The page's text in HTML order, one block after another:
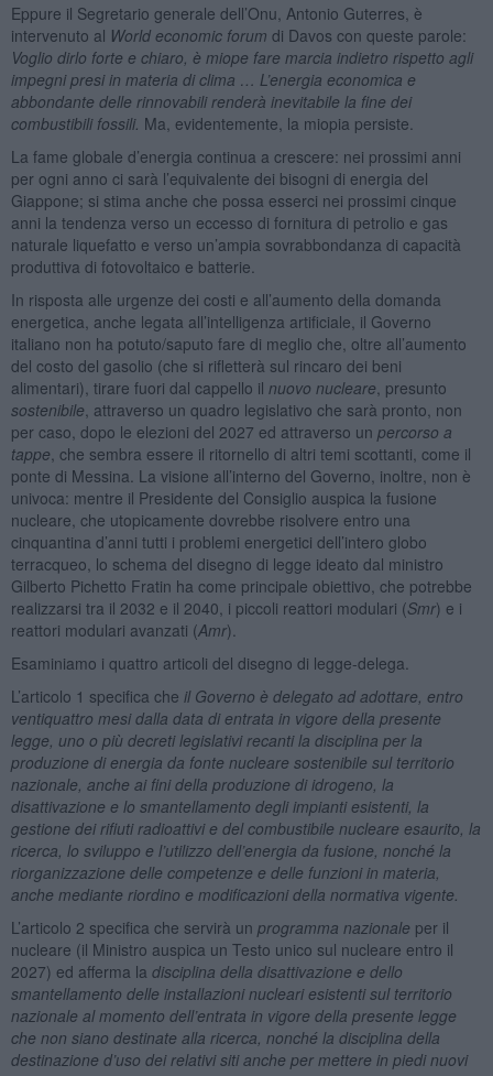
Eppure il Segretario generale dell’Onu, Antonio Guterres, è
intervenuto al World economic forum di Davos con queste parole:
Voglio dirlo forte e chiaro, è miope fare marcia indietro rispetto agli
impegni presi in materia di clima … L’energia economica e
abbondante delle rinnovabili renderà inevitabile la fine dei
combustibili fossili. Ma, evidentemente, la miopia persiste.
La fame globale d’energia continua a crescere: nei prossimi anni
per ogni anno ci sarà l’equivalente dei bisogni di energia del
Giappone; si stima anche che possa esserci nei prossimi cinque
anni la tendenza verso un eccesso di fornitura di petrolio e gas
naturale liquefatto e verso un’ampia sovrabbondanza di capacità
produttiva di fotovoltaico e batterie.
In risposta alle urgenze dei costi e all’aumento della domanda
energetica, anche legata all’intelligenza artificiale, il Governo
italiano non ha potuto/saputo fare di meglio che, oltre all’aumento
del costo del gasolio (che si rifletterà sul rincaro dei beni
alimentari), tirare fuori dal cappello il nuovo nucleare , presunto
sostenibile , attraverso un quadro legislativo che sarà pronto, non
per caso, dopo le elezioni del 2027 ed attraverso un percorso a
tappe , che sembra essere il ritornello di altri temi scottanti, come il
ponte di Messina. La visione all’interno del Governo, inoltre, non è
univoca: mentre il Presidente del Consiglio auspica la fusione
nucleare, che utopicamente dovrebbe risolvere entro una
cinquantina d’anni tutti i problemi energetici dell’intero globo
terracqueo, lo schema del disegno di legge ideato dal ministro
Gilberto Pichetto Fratin ha come principale obiettivo, che potrebbe
realizzarsi tra il 2032 e il 2040, i piccoli reattori modulari (Smr) e i
reattori modulari avanzati (Amr).
Esaminiamo i quattro articoli del disegno di legge-delega.
L’articolo 1 specifica che il Governo è delegato ad adottare, entro
ventiquattro mesi dalla data di entrata in vigore della presente
legge, uno o più decreti legislativi recanti la disciplina per la
produzione di energia da fonte nucleare sostenibile sul territorio
nazionale, anche ai fini della produzione di idrogeno, la
disattivazione e lo smantellamento degli impianti esistenti, la
gestione dei rifiuti radioattivi e del combustibile nucleare esaurito, la
ricerca, lo sviluppo e l’utilizzo dell’energia da fusione, nonché la
riorganizzazione delle competenze e delle funzioni in materia,
anche mediante riordino e modificazioni della normativa vigente.
L’articolo 2 specifica che servirà un programma nazionale per il
nucleare (il Ministro auspica un Testo unico sul nucleare entro il
2027) ed afferma la disciplina della disattivazione e dello
smantellamento delle installazioni nucleari esistenti sul territorio
nazionale al momento dell’entrata in vigore della presente legge
che non siano destinate alla ricerca, nonché la disciplina della
destinazione d’uso dei relativi siti anche per mettere in piedi nuovi